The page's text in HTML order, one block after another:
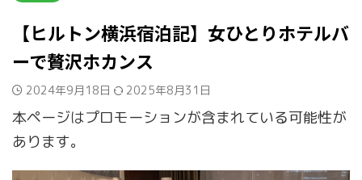
【ヒルトン横浜宿泊記】女ひとりホテルバ
ーで贅沢ホカンス
2024年9月18日 2025年8月31日
本ページはプロモーションが含まれている可能性が
あります。